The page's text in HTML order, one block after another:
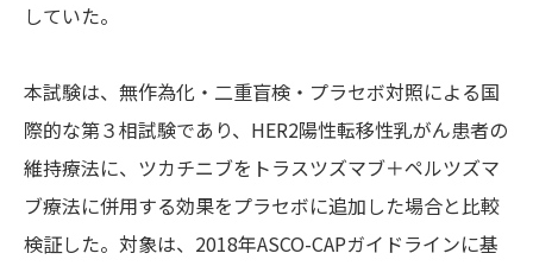
していた。
本試験は、無作為化・二重盲検・プラセボ対照による国
際的な第３相試験であり、HER2陽性転移性乳がん患者の
維持療法に、ツカチニブをトラスツズマブ＋ペルツズマ
ブ療法に併用する効果をプラセボに追加した場合と比較
検証した。対象は、2018年ASCO-CAPガイドラインに基